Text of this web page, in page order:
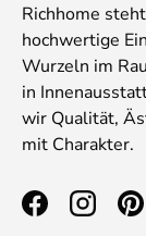
Richhome
hochwertige
Wurzeln im
in
wir Qualität,
mit Charakter.
Facebook